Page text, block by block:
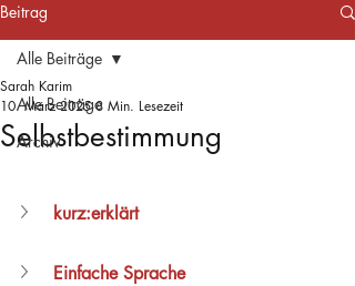
Beitrag
Alle Beiträge
Archiv
Alle Beiträge
Selbstbestimmung
Sarah Karim
10. März 2025 8 Min. Lesezeit
kurz:erklärt
Einfache Sprache